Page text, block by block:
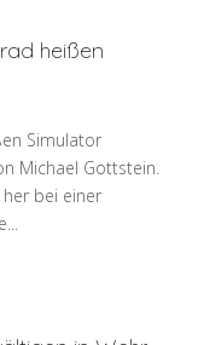
heißen
Simulator
Michael Gottstein.
bei einer